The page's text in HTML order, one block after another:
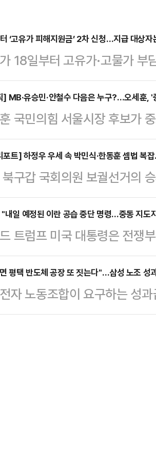
‘고유가 피해지원금’ 2차 신청…지급 대상자
18일부터 고유가·고물가
.중동 전쟁에 따른 유가 상승
확대하겠다는 취지다.17일
급 대상자는 소득 하위 70%
으로 정해졌다.외벌이 가
가구 14만 원 ▲3인 가구 26
받는다.지역가입자는 ▲1
…
] MB·유승민·안철수 다음은 누구?…오세훈, '
국민의힘 서울시장 후보가
대해 관심이 쏠리고 있다.
의 평가절하도 존재하지만,
로 평가받기 위한 절박함이
구 청년취업사관학교 영등
학교'(청취사) 수료생들을
박 전 대통령, 이준석 개혁
남이다.최근 오…
포트] 하정우 우세 속 박민식·한동훈 셈법 복
구갑 국회의원 보궐선거의
고 있지만 정치권에서는 가
다. 결국 3자 구도로 선거가
고 있는 하정우 더불어민주
다.여론조사 기관인 '여론
ARS 방식으로 설문한 결과
3파전에서 하정우 민주당
의 지지를 …
내일 예정된 이란 공습 중단 명령…중동 지도
트럼프 미국 대통령은 전쟁
고 말했다.로이터통신에 따
어(SNS) 트루스소셜을 통
라고 피트 헤그세스 전쟁부
러면서 “중동 동맹국들의
평택 반도체 공장 또 짓는다"…삼성 노조 성
자 노동조합이 요구하는 성
점에서 환산한 비교 자료가